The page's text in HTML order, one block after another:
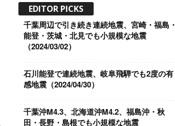
EDITOR PICKS
千葉周辺で引き続き連続地震、宮崎・福島・
能登・茨城・北見でも小規模な地震
（2024/03/02）
石川能登で連続地震、岐阜飛騨でも2度の有
感地震（2024/04/30）
千葉沖M4.3、北海道沖M4.2、福島沖・秋
田・長野・島根でも小規模な地震